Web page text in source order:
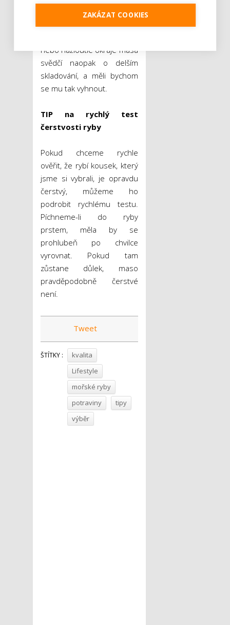
hladké a rovnoměrně
barevné. Často se také
nebo nažloutlé okraje masa
svědčí naopak o delším
skladování, a měli bychom
se mu tak vyhnout.
TIP na rychlý test
čerstvosti ryby
Pokud chceme rychle
ověřit, že rybí kousek, který
jsme si vybrali, je opravdu
čerstvý, můžeme ho
podrobit rychlému testu.
Píchneme-li do ryby
prstem, měla by se
prohlubeň po chvilce
vyrovnat. Pokud tam
zůstane důlek, maso
pravděpodobně čerstvé
není.
Tweet
ŠTÍTKY :
kvalita
Lifestyle
mořské ryby
potraviny
tipy
výběr
ZAKÁZAT COOKIES